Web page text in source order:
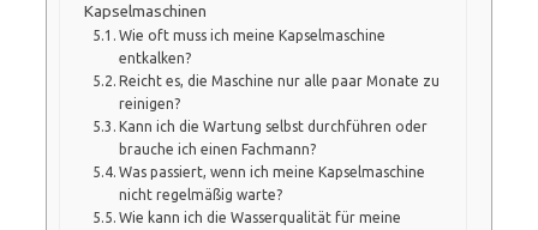
Kapselmaschinen
Wie oft muss ich meine Kapselmaschine
entkalken?
Reicht es, die Maschine nur alle paar Monate zu
reinigen?
Kann ich die Wartung selbst durchführen oder
brauche ich einen Fachmann?
Was passiert, wenn ich meine Kapselmaschine
nicht regelmäßig warte?
Wie kann ich die Wasserqualität für meine